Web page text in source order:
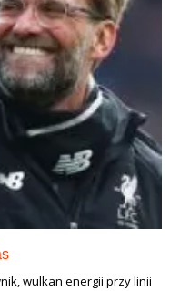
wulkan energii przy linii